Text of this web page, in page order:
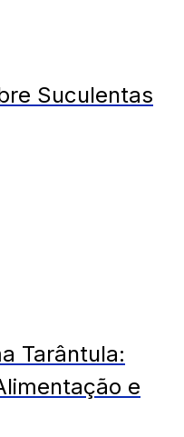
Suculentas
Tarântula:
e